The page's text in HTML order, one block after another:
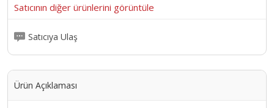
Satıcının diğer ürünlerini görüntüle
Satıcıya Ulaş
Ürün Açıklaması